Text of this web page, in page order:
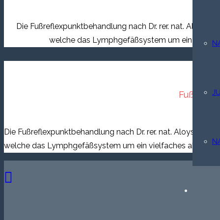
Die Fußreflexpunktbehandlung nach Dr. rer. nat. Aloys
welche das Lymphgefäßsystem um ein
Die Fußreflexpunktbehandlung nach Dr. rer. nat. Aloys
welche das Lymphgefäßsystem um ein vielfaches